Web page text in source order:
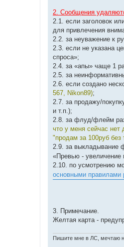
2. Сообщения
2.1. если заголовок
для привлечения
2.2. за неуважение к
2.3. если не указана
спроса»;
2.4. за «апы» чаще 1
2.5. за
2.6. если создано
567, Nikon89);
2.7. за продажу/
и т.п.);
2.8. за флуд/флейм
что у меня сейчас нет
"продам за 100руб
2.9. за выкладывание
«Превью - увеличение
2.10. по усмотрению
основными правилами
3. Примечание.
Желтая карта -
Пишите мне в ЛС, мечтаю